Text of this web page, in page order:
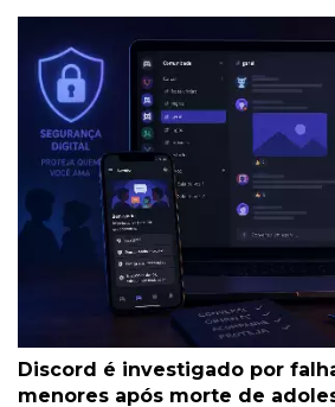
Discord é investigado por
menores após morte de